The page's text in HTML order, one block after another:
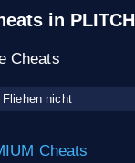
in PLITCH
Cheats
Fliehen nicht
Cheats